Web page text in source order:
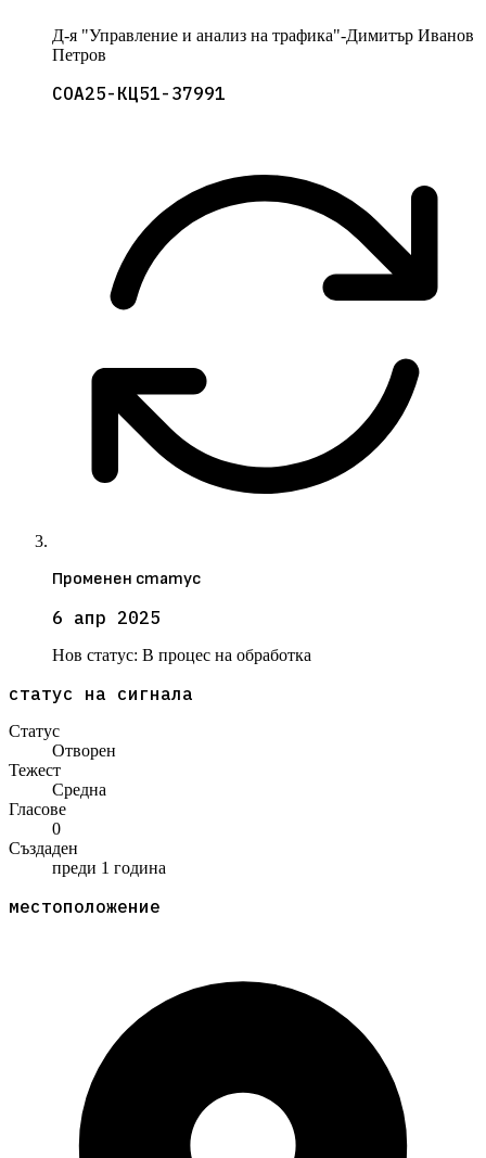
Д-я "Управление и анализ на трафика"-Димитър Иванов
Петров
СОА25-КЦ51-37991
Променен статус
6 апр 2025
Нов статус: В процес на обработка
статус на сигнала
Статус
Отворен
Тежест
Средна
Гласове
0
Създаден
преди 1 година
местоположение